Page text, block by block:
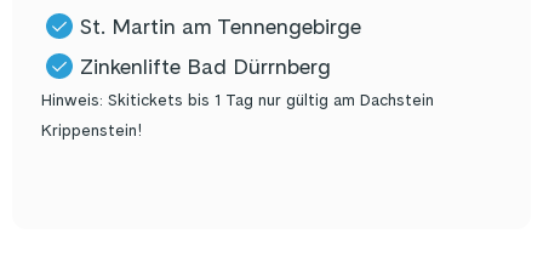
St. Martin am Tennengebirge
Zinkenlifte Bad Dürrnberg
Hinweis: Skitickets bis 1 Tag nur gültig am Dachstein
Krippenstein!